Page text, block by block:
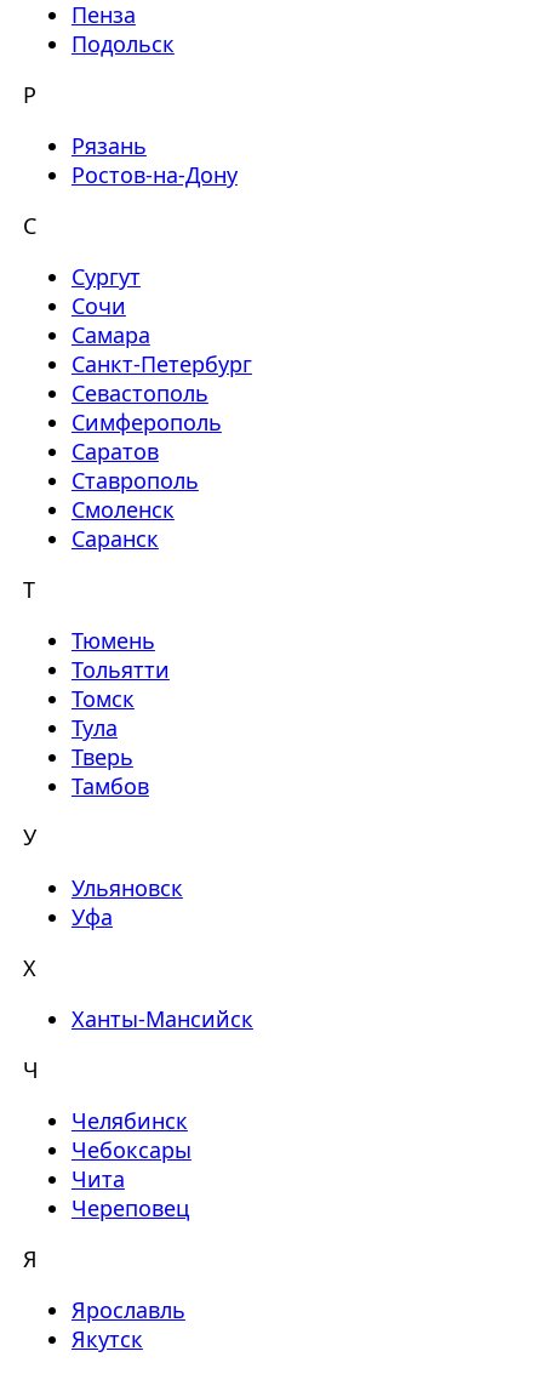
Пенза
Подольск
Р
Рязань
Ростов-на-Дону
С
Сургут
Сочи
Самара
Санкт-Петербург
Севастополь
Симферополь
Саратов
Ставрополь
Смоленск
Саранск
Т
Тюмень
Тольятти
Томск
Тула
Тверь
Тамбов
У
Ульяновск
Уфа
Х
Ханты-Мансийск
Ч
Челябинск
Чебоксары
Чита
Череповец
Я
Ярославль
Якутск